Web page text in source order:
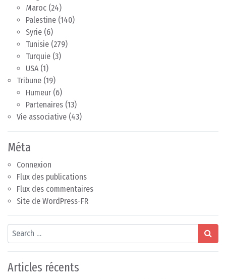
Maroc (24)
Palestine (140)
Syrie (6)
Tunisie (279)
Turquie (3)
USA(1)
Tribune (19)
Humeur (6)
Partenaires (13)
Vie associative (43)
Méta
Connexion
Flux des publications
Flux des commentaires
Site de WordPress-FR
Search
Articles récents